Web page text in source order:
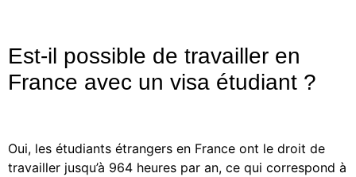
Est-il possible de travailler en
France avec un visa étudiant ?
Oui, les étudiants étrangers en France ont le droit de
travailler jusqu’à 964 heures par an, ce qui correspond à